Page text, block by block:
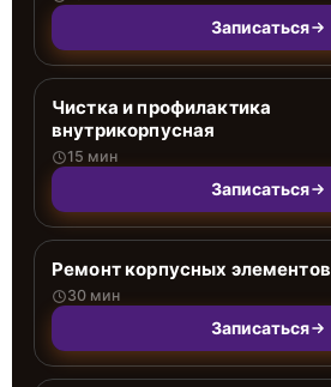
Записаться
Чистка и профилактика
внутрикорпусная
15 мин
Записаться
Ремонт корпусных элементов
30 мин
Записаться